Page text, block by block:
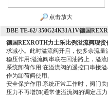
点击放大
DBE TE-62/ 350G24K31A1V德国
德国REXROTH力士乐比例溢流阀现货
求减小。此时溢流阀开启，使多余流量
稳压作用:溢流阀串联在回油路上，溢
系统卸荷作用:在溢流阀的遥控口串接
作为卸荷阀使用。
安全保护作用:系统正常工作时，阀门
压力不再增加(通常使溢流阀的调定压